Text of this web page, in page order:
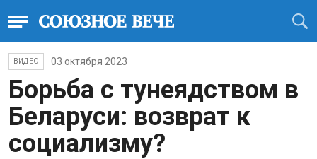
ВИДЕО 03 октября 2023
Борьба с тунеядством в
Беларуси: возврат к
социализму?